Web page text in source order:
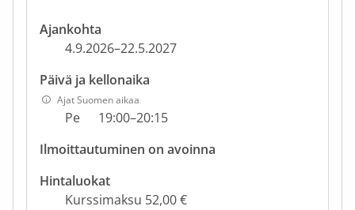
Ajankohta
4.9.2026–22.5.2027
Päivä ja kellonaika
Ajat Suomen aikaa
Pe
19:00–20:15
Ilmoittautuminen on avoinna
Hintaluokat
Kurssimaksu 52,00 €